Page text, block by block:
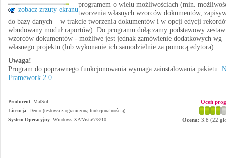
zobacz zrzuty ekranu
programem o wielu możliwościach (min.
tworzenia własnych wzorców dokumentów,
do bazy danych – w trakcie tworzenia dokumentów i w opcji edycji
wbudowany moduł raportów). Do programu dołączamy podstawowy zestaw
wzorców dokumentów - możliwe jest jednak zamówienie dodatkowych wg
własnego projektu (lub wykonanie ich samodzielnie za pomocą edytora).
Uwaga!
Program do poprawnego funkcjonowania wymaga zainstalowania pakietu
Framework 2.0.
Producent: MatSol
Licencja: Demo (testowa z ograniczoną funkcjonalnością)
System Operacyjny: Windows XP/Vista/7/8/10
Oceń
Ocena: 3.8 (22